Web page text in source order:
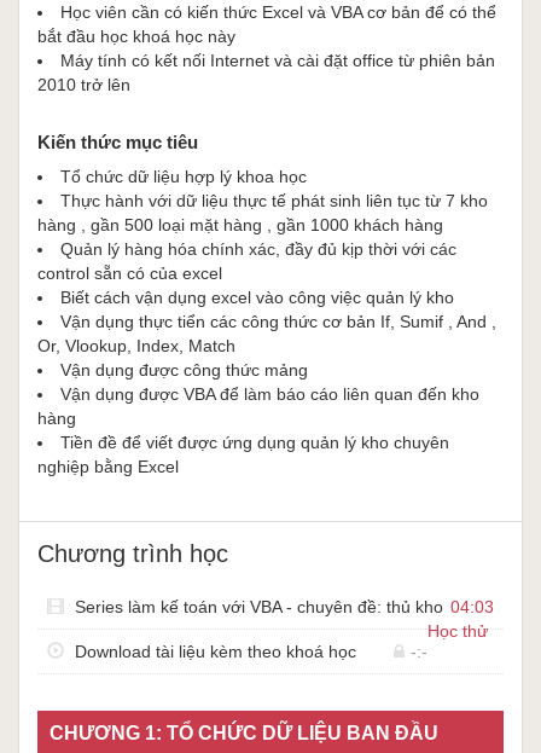
Học viên cần có kiến thức Excel và VBA cơ bản để có thể
bắt đầu học khoá học này
Máy tính có kết nối Internet và cài đặt office từ phiên bản
2010 trở lên
Kiến thức mục tiêu
Tổ chức dữ liệu hợp lý khoa học
Thực hành với dữ liệu thực tế phát sinh liên tục từ 7 kho
hàng , gần 500 loại mặt hàng , gần 1000 khách hàng
Quản lý hàng hóa chính xác, đầy đủ kịp thời với các
control sẵn có của excel
Biết cách vận dụng excel vào công việc quản lý kho
Vận dụng thực tiển các công thức cơ bản If, Sumif , And ,
Or, Vlookup, Index, Match
Vận dụng được công thức mảng
Vận dụng được VBA để làm báo cáo liên quan đến kho
hàng
Tiền đề để viết được ứng dụng quản lý kho chuyên
nghiệp bằng Excel
Chương trình học
Series làm kế toán với VBA - chuyên đề: thủ kho 04:03
Học thử
Download tài liệu kèm theo khoá học
-:-
CHƯƠNG 1: TỔ CHỨC DỮ LIỆU BAN ĐẦU